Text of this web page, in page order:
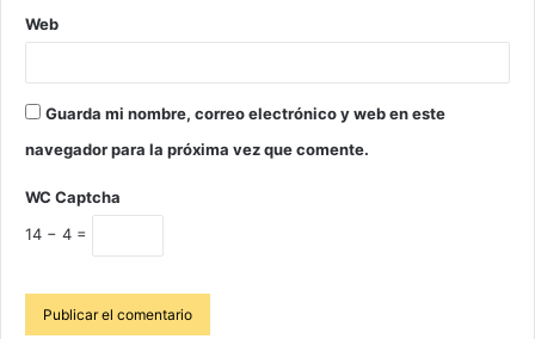
Web
Guarda mi nombre, correo electrónico y web en este
navegador para la próxima vez que comente.
WC Captcha
14 − 4 =